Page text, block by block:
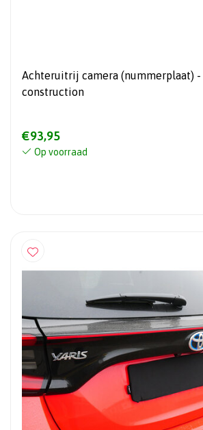
Achteruitrij camera (nummerplaat) -
construction
€93,95
Op voorraad